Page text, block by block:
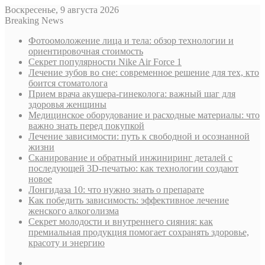
Воскресенье, 9 августа 2026
Breaking News
Фотоомоложение лица и тела: обзор технологии и
ориентировочная стоимость
Секрет популярности Nike Air Force 1
Лечение зубов во сне: современное решение для тех, кто
боится стоматолога
Прием врача акушера-гинеколога: важный шаг для
здоровья женщины
Медицинское оборудование и расходные материалы: что
важно знать перед покупкой
Лечение зависимости: путь к свободной и осознанной
жизни
Сканирование и обратный инжиниринг деталей с
последующей 3D-печатью: как технологии создают
новое
Лонгидаза 10: что нужно знать о препарате
Как победить зависимость: эффективное лечение
женского алкоголизма
Секрет молодости и внутреннего сияния: как
премиальная продукция помогает сохранять здоровье,
красоту и энергию